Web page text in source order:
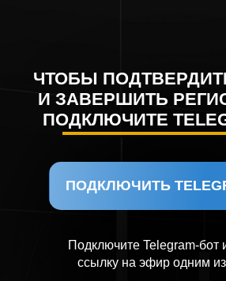
ПОДКЛЮЧИТЬ
ЧТОБЫ
И ЗАВЕРШИТЬ
ПОДКЛЮЧИТЕ
Подключите Telegram-бот
ссылку на эфир одним